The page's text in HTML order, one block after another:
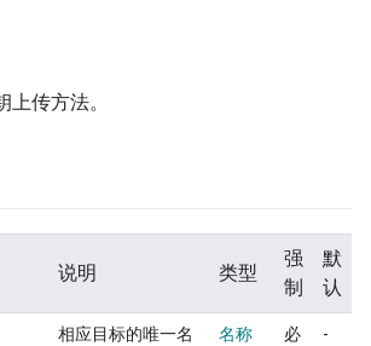
上传方法。
说明 类型
强
制
默
认
相应目标的唯一名
名称
必
-